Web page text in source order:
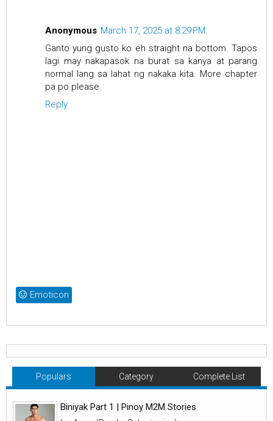
Anonymous March 17, 2025 at 8:29 PM
Ganto yung gusto ko eh straight na bottom. Tapos
lagi may nakapasok na burat sa kanya at parang
normal lang sa lahat ng nakaka kita. More chapter
pa po please.
Reply
Emoticon
Populars Category Complete List
Biniyak Part 1 | Pinoy M2M Stories